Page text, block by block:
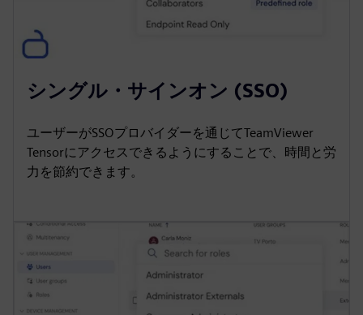
シングル・サインオン (SSO)
ユーザーがSSOプロバイダーを通じてTeamViewer
Tensorにアクセスできるようにすることで、時間と労
力を節約できます。